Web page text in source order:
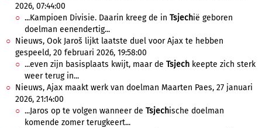
2026, 07:44:00
...Kampioen Divisie. Daarin kreeg de in Tsjechië geboren
doelman eenendertig...
Nieuws, Ook Jaroš lijkt laatste duel voor Ajax te hebben
gespeeld, 20 februari 2026, 19:58:00
...even zijn basisplaats kwijt, maar de Tsjech keepte zich sterk
weer terug in...
Nieuws, Ajax maakt werk van doelman Maarten Paes, 27 januari
2026, 21:14:00
...Jaros op te volgen wanneer de Tsjechische doelman
komende zomer terugkeert...